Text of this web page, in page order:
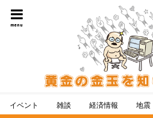
menu
イベント 雑談 経済情報 地震